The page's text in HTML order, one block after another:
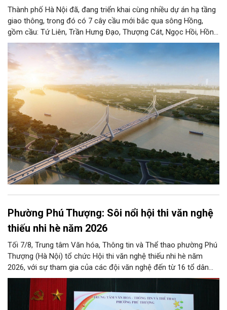
Thành phố Hà Nội đã, đang triển khai cùng nhiều dự án hạ tầng
giao thông, trong đó có 7 cây cầu mới bắc qua sông Hồng,
gồm cầu: Tứ Liên, Trần Hưng Đạo, Thượng Cát, Ngọc Hồi, Hồng
Hà, Mễ Sở và Vân Phúc. 7 cây cầu này vừa giải bài toán hạ tầng
giao thông Thủ đô, vừa thể hiện tầm nhìn chiến lược và cuộc
cách mạng không gian để định hình tương lai phát triển bền
vững Thủ đô trong kỷ nguyên mới.
Phường Phú Thượng: Sôi nổi hội thi văn nghệ
thiếu nhi hè năm 2026
Tối 7/8, Trung tâm Văn hóa, Thông tin và Thể thao phường Phú
Thượng (Hà Nội) tổ chức Hội thi văn nghệ thiếu nhi hè năm
2026, với sự tham gia của các đội văn nghệ đến từ 16 tổ dân
phố trên địa bàn.